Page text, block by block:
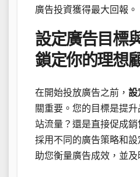
廣告投資獲得最大回報。
設定廣告目標
鎖定你的理想
在開始投放廣告之前， 設
關重要。您的目標是提
站流量？還是直接促成
採用不同的廣告策略和
助您衡量廣告成效，並及